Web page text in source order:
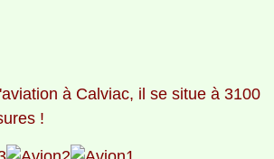
à Calviac, il se situe à 3100
!